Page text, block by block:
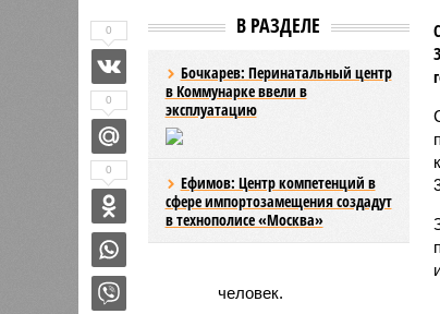
В РАЗДЕЛЕ
Бочкарев: Перинатальный центр
в Коммунарке ввели в
эксплуатацию
Ефимов: Центр компетенций в
сфере импортозамещения создадут
в технополисе «Москва»
человек.
0
0
0